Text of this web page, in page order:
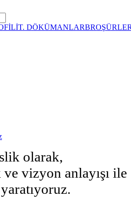
T. DÖKÜMANLAR
olarak,
vizyon anlayışı